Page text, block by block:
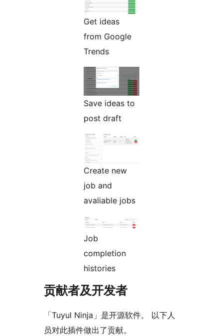
Get ideas
from Google
Trends
Save ideas to
post draft
Create new
job and
avaliable jobs
Job
completion
histories
贡献者及开发者
「Tuyul Ninja」是开源软件。 以下人
员对此插件做出了贡献。